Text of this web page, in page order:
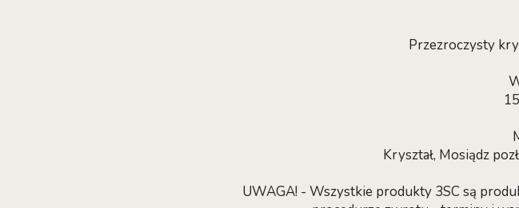
Przezroczysty
Kryształ, Mosiądz
UWAGA! - Wszystkie produkty 3SC są